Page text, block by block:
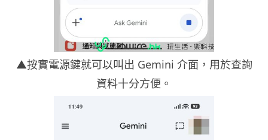
▲按實電源鍵就可以叫出 Gemini 介面，用於查詢
資料十分方便。